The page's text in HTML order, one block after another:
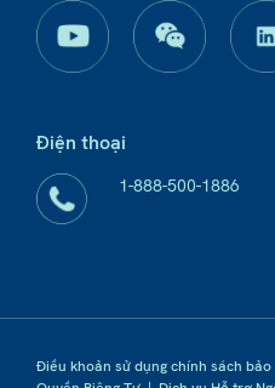
Điện thoại
1-888-500-1886
Điều khoản sử dụng chính sách bảo